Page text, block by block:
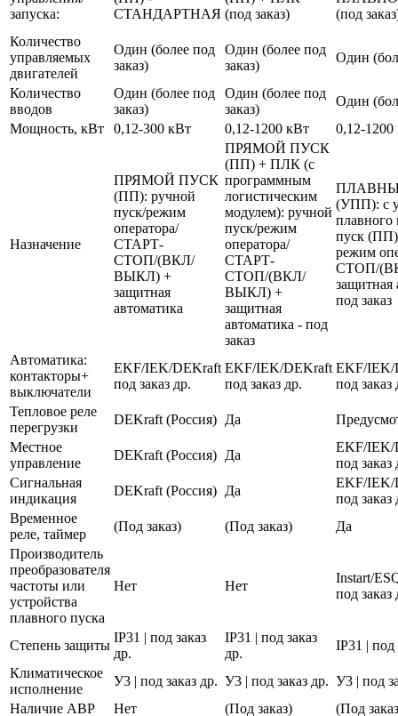
запуска:
СТАНДАРТНАЯ (под заказ)
(под
Количество
управляемых
двигателей
Один (более под
заказ)
Один (более под
заказ)
Один
Количество
вводов
Один (более под
заказ)
Один (более под
заказ)
Один
Мощность, кВт
0,12-300 кВт 0,12-1200 кВт 0,12-1200
Назначение
ПРЯМОЙ ПУСК
(ПП): ручной
пуск/режим
оператора/
СТАРТ-
СТОП/(ВКЛ/
ВЫКЛ) +
защитная
автоматика
ПРЯМОЙ ПУСК
(ПП) + ПЛК (с
программным
логистическим
модулем): ручной
пуск/режим
оператора/
СТАРТ-
СТОП/(ВКЛ/
ВЫКЛ) +
защитная
автоматика - под
заказ
(УПП): с
плавного
пуск
режим
СТОП/
защитная
под заказ
Автоматика:
контакторы+
выключатели
EKF/IEK/DEKraft
под заказ др.
EKF/IEK/DEKraft
под заказ др.
EKF/IEK/
под заказ
Тепловое реле
перегрузки
DEKraft (Россия) Да
Местное
управление
DEKraft (Россия) Да
EKF/IEK/
под заказ
Сигнальная
индикация
DEKraft (Россия) Да
EKF/IEK/
под заказ
Временное
реле, таймер
(Под заказ) (Под заказ)
Да
Производитель
преобразователя
частоты или
устройства
плавного пуска
Нет Нет
Instart/
под заказ
Степень защиты
IP31 | под заказ
др.
IP31 | под заказ
др.
IP31 | под
Климатическое
исполнение
У3 | под заказ др. У3 | под заказ др. У3 | под
Наличие АВР
Нет (Под заказ)
(Под